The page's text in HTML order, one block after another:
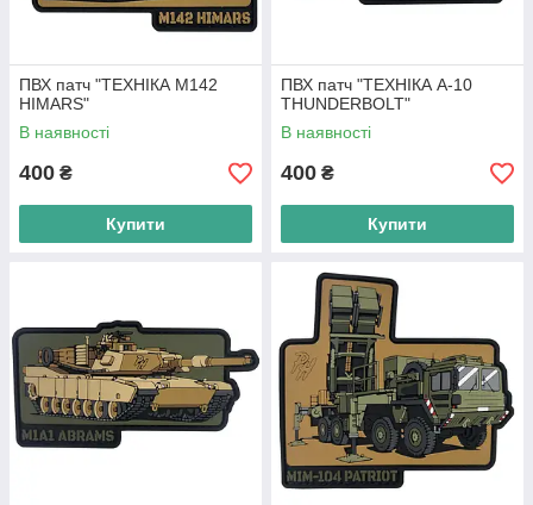
ПВХ патч "ТЕХНІКА M142
HIMARS"
В наявності
400 ₴
Купити
ПВХ патч "ТЕХНІКА A-10
THUNDERBOLT"
В наявності
400 ₴
Купити